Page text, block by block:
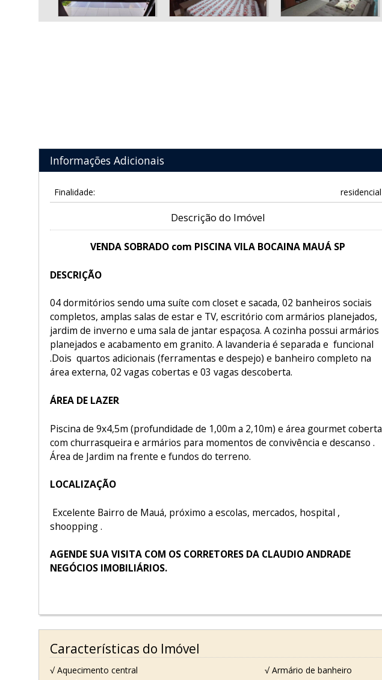
Informações Adicionais
Finalidade: residencial
Descrição do Imóvel
VENDA SOBRADO com PISCINA VILA BOCAINA MAUÁ SP
DESCRIÇÃO
04 dormitórios sendo uma suíte com closet e sacada, 02 banheiros sociais
completos, amplas salas de estar e TV, escritório com armários planejados,
jardim de inverno e uma sala de jantar espaçosa. A cozinha possui armários
planejados e acabamento em granito. A lavanderia é separada e funcional
.Dois quartos adicionais (ferramentas e despejo) e banheiro completo na
área externa, 02 vagas cobertas e 03 vagas descoberta.
ÁREA DE LAZER
Piscina de 9x4,5m (profundidade de 1,00m a 2,10m) e área gourmet coberta
com churrasqueira e armários para momentos de convivência e descanso .
Área de Jardim na frente e fundos do terreno.
LOCALIZAÇÃO
Excelente Bairro de Mauá, próximo a escolas, mercados, hospital ,
shoopping .
AGENDE SUA VISITA COM OS CORRETORES DA CLAUDIO ANDRADE
NEGÓCIOS IMOBILIÁRIOS.
Características do Imóvel
√ Aquecimento central √ Armário de banheiro